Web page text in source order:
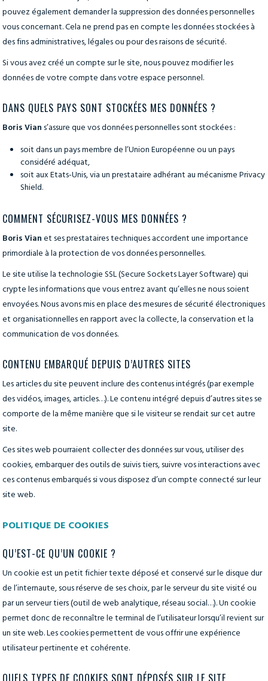
pouvez également demander la suppression des données personnelles
vous concernant. Cela ne prend pas en compte les données stockées à
des fins administratives, légales ou pour des raisons de sécurité.
Si vous avez créé un compte sur le site, nous pouvez modifier les
données de votre compte dans votre espace personnel.
DANS QUELS PAYS SONT STOCKÉES MES DONNÉES ?
Boris Vian s’assure que vos données personnelles sont stockées :
soit dans un pays membre de l’Union Européenne ou un pays
considéré adéquat,
soit aux Etats-Unis, via un prestataire adhérant au mécanisme Privacy
Shield.
COMMENT SÉCURISEZ-VOUS MES DONNÉES ?
Boris Vianet ses prestataires techniques accordent une importance
primordiale à la protection de vos données personnelles.
Le site utilise la technologie SSL (Secure Sockets Layer Software) qui
crypte les informations que vous entrez avant qu’elles ne nous soient
envoyées. Nous avons mis en place des mesures de sécurité électroniques
et organisationnelles en rapport avec la collecte, la conservation et la
communication de vos données.
CONTENU EMBARQUÉ DEPUIS D’AUTRES SITES
Les articles du site peuvent inclure des contenus intégrés (par exemple
des vidéos, images, articles…). Le contenu intégré depuis d’autres sites se
comporte de la même manière que si le visiteur se rendait sur cet autre
site.
Ces sites web pourraient collecter des données sur vous, utiliser des
cookies, embarquer des outils de suivis tiers, suivre vos interactions avec
ces contenus embarqués si vous disposez d’un compte connecté sur leur
site web.
POLITIQUE DE COOKIES
QU’EST-CE QU’UN COOKIE ?
Un cookie est un petit fichier texte déposé et conservé sur le disque dur
de l’internaute, sous réserve de ses choix, par le serveur du site visité ou
par un serveur tiers (outil de web analytique, réseau social…). Un cookie
permet donc de reconnaître le terminal de l’utilisateur lorsqu’il revient sur
un site web. Les cookies permettent de vous offrir une expérience
utilisateur pertinente et cohérente.
QUELS TYPES DE COOKIES SONT DÉPOSÉS SUR LE SITE